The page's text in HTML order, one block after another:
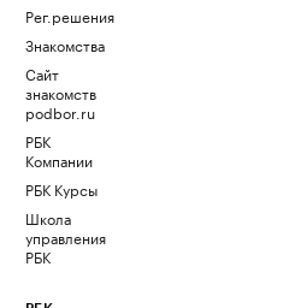
Рег.решения
Знакомства
Сайт
знакомств
podbor.ru
РБК
Компании
РБК Курсы
Школа
управления
РБК